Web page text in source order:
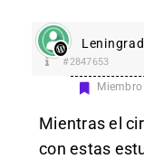
#2847653
Mientras el
con estas